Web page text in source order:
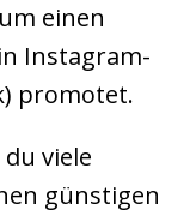
einen
Instagram-
promotet.
viele
günstigen